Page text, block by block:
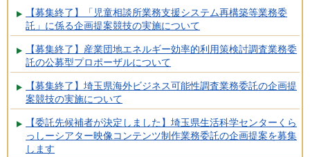
【募集終了】「児童相談所業務支援システム再構築等業務委
託」に係る企画提案競技の実施について
【募集終了】産業団地エネルギー効率的利用策検討調査業務委
託の公募型プロポーザルについて
【募集終了】埼玉県海外ビジネス可能性調査業務委託の企画提
案競技の実施について
【委託先候補者が決定しました】埼玉県生活科学センターくら
っしーシアター映像コンテンツ制作業務委託の企画提案を募集
します